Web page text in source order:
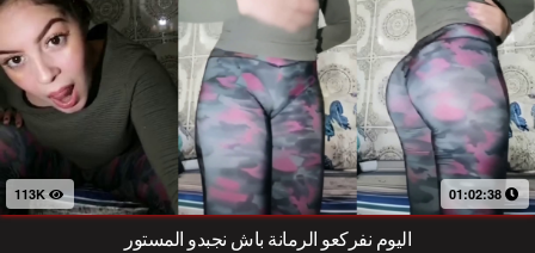
113K 01:02:38
اليوم نفركعو الرمانة باش نجبدو المستور